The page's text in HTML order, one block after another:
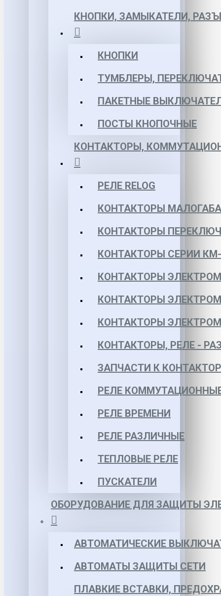
КНОПКИ, ЗАМЫКАТЕЛИ,
КНОПКИ
ТУМБЛЕРЫ,
ПАКЕТНЫЕ
ПОСТЫ КНОПОЧНЫЕ
КОНТАКТОРЫ,
РЕЛЕ RELOG
КОНТАКТОРЫ
КОНТАКТОРЫ
КОНТАКТОРЫ СЕРИИ КМ-
КОНТАКТОРЫ
КОНТАКТОРЫ
КОНТАКТОРЫ
КОНТАКТОРЫ, РЕЛЕ -
ЗАПЧАСТИ К
РЕЛЕ
РЕЛЕ ВРЕМЕНИ
РЕЛЕ РАЗЛИЧНЫЕ
ТЕПЛОВЫЕ РЕЛЕ
ПУСКАТЕЛИ
ОБОРУДОВАНИЕ ДЛЯ ЗАЩИТЫ
АВТОМАТИЧЕСКИЕ
АВТОМАТЫ ЗАЩИТЫ СЕТИ
ПЛАВКИЕ ВСТАВКИ,